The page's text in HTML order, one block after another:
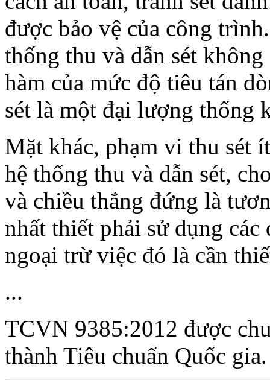
được bảo vệ của công
thống thu và dẫn sét
hàm của mức độ tiêu tán
sét là một đại lượng thống
Mặt khác, phạm vi thu sét
hệ thống thu và dẫn sét,
và chiều thẳng đứng là
nhất thiết phải sử dụng
ngoại trừ việc đó là cần
...
TCVN 9385:2012 được
thành Tiêu chuẩn Quốc gia.